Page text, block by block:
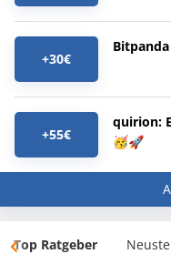
+30€
Bitpanda
+55€
quirion:
🥳🚀
Top Ratgeber